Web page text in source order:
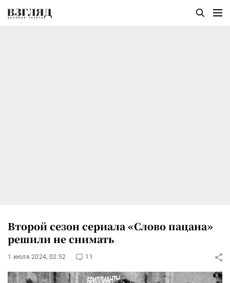
Второй сезон сериала «Слово пацана»
решили не снимать
1 июля 2024, 02:52 11